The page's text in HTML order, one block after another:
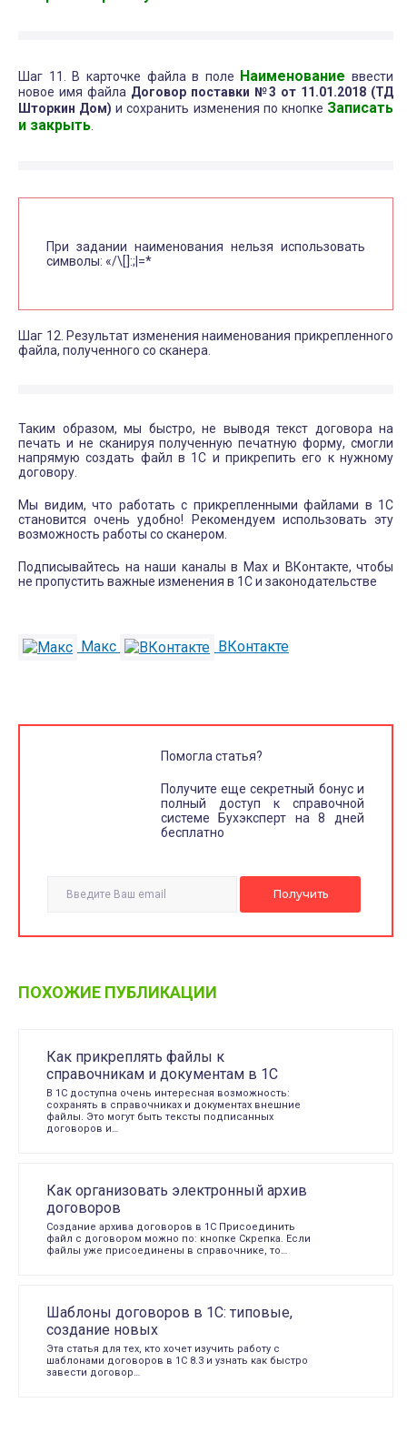
Шаг 11. В карточке файла в поле Наименование ввести
новое имя файла Договор поставки №3 от 11.01.2018 (ТД
Шторкин Дом)и сохранить изменения по кнопке Записать
и закрыть
При задании наименования нельзя использовать
символы: «/\[]:;|=*
Шаг 12. Результат изменения наименования прикрепленного
файла, полученного со сканера.
Таким образом, мы быстро, не выводя текст договора на
печать и не сканируя полученную печатную форму, смогли
напрямую создать файл в 1С и прикрепить его к нужному
договору.
Мы видим, что работать с прикрепленными файлами в 1С
становится очень удобно! Рекомендуем использовать эту
возможность работы со сканером.
Подписывайтесь на наши каналы в Max и ВКонтакте, чтобы
не пропустить важные изменения в 1С и законодательстве
Макс ВКонтакте
Помогла статья?
Получите еще секретный бонус и
полный доступ к справочной
системе Бухэксперт на 8 дней
бесплатно
ПОХОЖИЕ ПУБЛИКАЦИИ
Как прикреплять файлы к
справочникам и документам в 1С
В 1С доступна очень интересная возможность:
сохранять в справочниках и документах внешние
файлы. Это могут быть тексты подписанных
договоров и…
Как организовать электронный архив
договоров
Создание архива договоров в 1С Присоединить
файл с договором можно по: кнопке Скрепка. Если
файлы уже присоединены в справочнике, то…
Шаблоны договоров в 1С: типовые,
создание новых
Эта статья для тех, кто хочет изучить работу с
шаблонами договоров в 1С 8.3 и узнать как быстро
завести договор…